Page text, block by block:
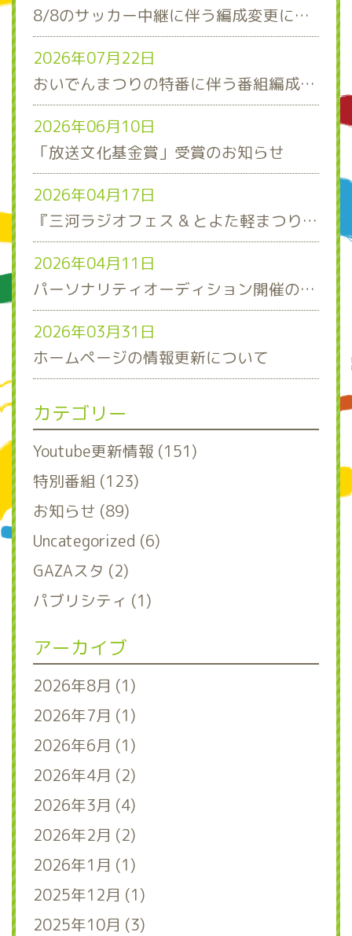
8/8のサッカー中継に伴う編成変更について
2026年07月22日
おいでんまつりの特番に伴う番組編成について
2026年06月10日
「放送文化基金賞」受賞のお知らせ
2026年04月17日
『三河ラジオフェス & とよた軽まつり』ステージスケジュール発表！
2026年04月11日
パーソナリティオーディション開催のお知らせ
2026年03月31日
ホームページの情報更新について
カテゴリー
Youtube更新情報 (151)
特別番組 (123)
お知らせ (89)
Uncategorized (6)
GAZAスタ (2)
パブリシティ (1)
アーカイブ
2026年8月 (1)
2026年7月 (1)
2026年6月 (1)
2026年4月 (2)
2026年3月 (4)
2026年2月 (2)
2026年1月 (1)
2025年12月 (1)
2025年10月 (3)